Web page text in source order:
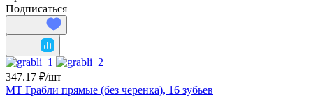
Подписаться
347.17 ₽/шт
МТ Грабли прямые (без черенка), 16 зубьев